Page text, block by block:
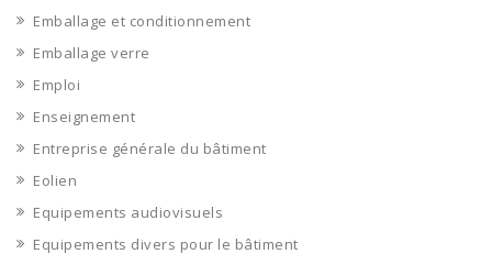
Emballage et conditionnement
Emballage verre
Emploi
Enseignement
Entreprise générale du bâtiment
Eolien
Equipements audiovisuels
Equipements divers pour le bâtiment